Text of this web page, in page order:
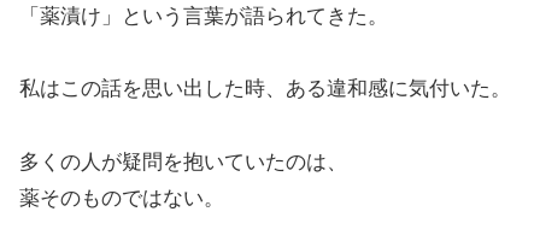
「薬漬け」という言葉が語られてきた。
私はこの話を思い出した時、ある違和感に気付いた。
多くの人が疑問を抱いていたのは、
薬そのものではない。